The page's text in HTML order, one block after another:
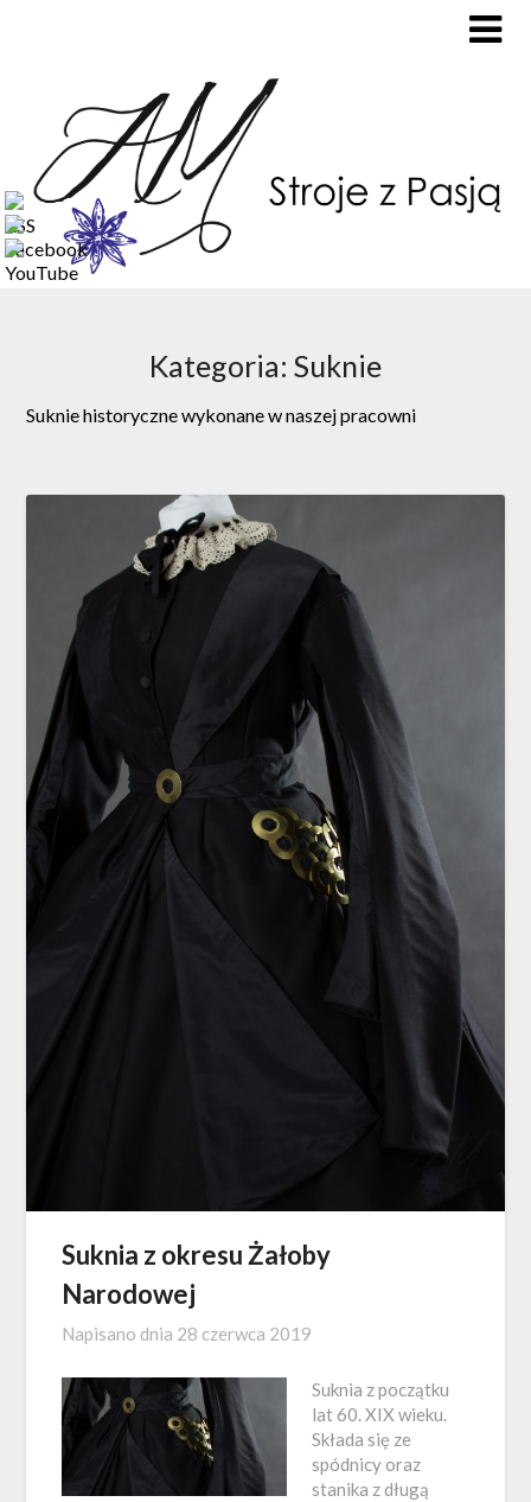
Kategoria: Suknie
Suknie historyczne wykonane w naszej pracowni
Suknia z okresu Żałoby
Narodowej
Napisano dnia 28 czerwca 2019
Suknia z początku
lat 60. XIX wieku.
Składa się ze
spódnicy oraz
stanika z długą